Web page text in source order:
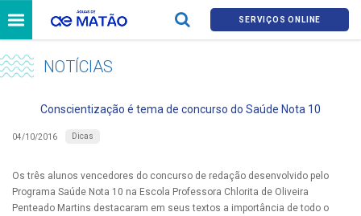
SERVIÇOS ONLINE
NOTÍCIAS
Conscientização é tema de concurso do Saúde Nota 10
04/10/2016 Dicas
Os três alunos vencedores do concurso de redação desenvolvido pelo
Programa Saúde Nota 10 na Escola Professora Chlorita de Oliveira
Penteado Martins destacaram em seus textos a importância de todo o